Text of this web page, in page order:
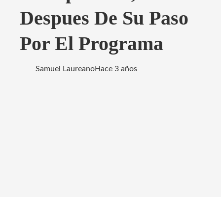
Despues De Su Paso
Por El Programa
Samuel LaureanoHace 3 años